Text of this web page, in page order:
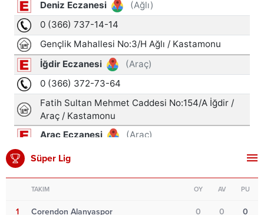
Süper Lig
TAKIM OY AV PU
1 Corendon Alanyaspor 0 0 0